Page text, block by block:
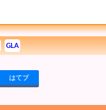
GLA
はてブ